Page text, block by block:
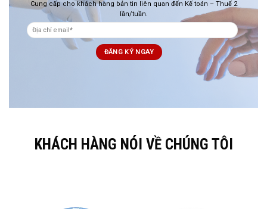
Cung cấp cho khách hàng bản tin liên quan đến Kế toán – Thuế 2
lần/tuần.
KHÁCH HÀNG NÓI VỀ CHÚNG TÔI